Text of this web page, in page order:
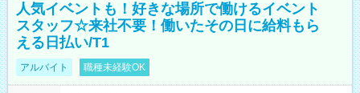
人気イベントも！好きな場所で働けるイベント
スタッフ☆来社不要！働いたその日に給料もら
える日払い/T1
アルバイト 職種未経験OK